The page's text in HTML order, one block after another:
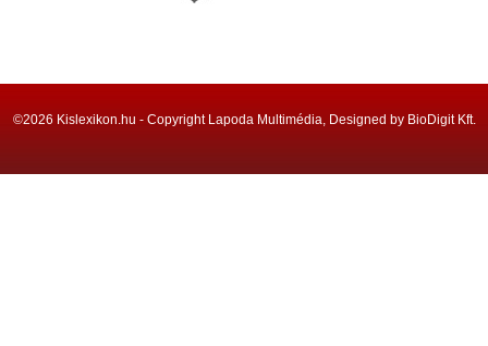
©2026 Kislexikon.hu - Copyright Lapoda Multimédia, Designed by BioDigit Kft.